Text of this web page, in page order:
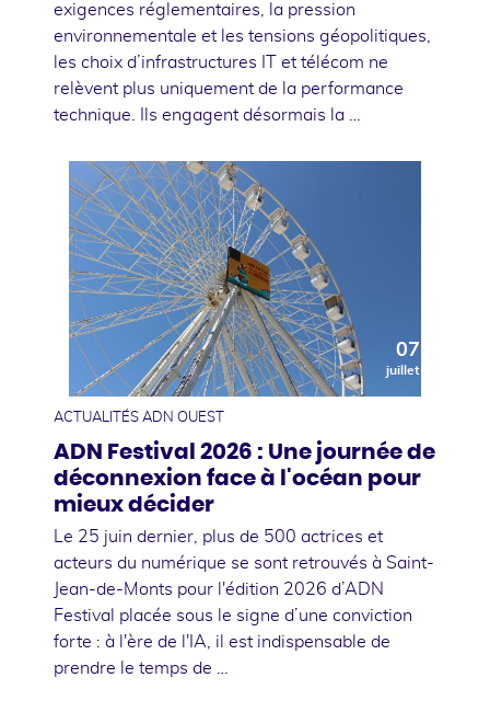
exigences réglementaires, la pression
environnementale et les tensions géopolitiques,
les choix d’infrastructures IT et télécom ne
relèvent plus uniquement de la performance
technique. Ils engagent désormais la …
07
juillet
ACTUALITÉS ADN OUEST
ADN Festival 2026 : Une journée de
déconnexion face à l'océan pour
mieux décider
Le 25 juin dernier, plus de 500 actrices et
acteurs du numérique se sont retrouvés à Saint-
Jean-de-Monts pour l'édition 2026 d’ADN
Festival placée sous le signe d’une conviction
forte : à l'ère de l'IA, il est indispensable de
prendre le temps de …